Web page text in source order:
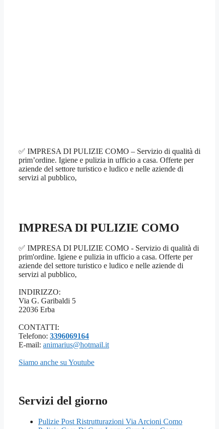
✅ IMPRESA DI PULIZIE COMO – Servizio di qualità di
prim’ordine. Igiene e pulizia in ufficio a casa. Offerte per
aziende del settore turistico e ludico e nelle aziende di
servizi al pubblico,
IMPRESA DI PULIZIE COMO
✅ IMPRESA DI PULIZIE COMO - Servizio di qualità di
prim'ordine. Igiene e pulizia in ufficio a casa. Offerte per
aziende del settore turistico e ludico e nelle aziende di
servizi al pubblico,
INDIRIZZO:
Via G. Garibaldi 5
22036 Erba
CONTATTI:
Telefono: 3396069164
E-mail: animarius@hotmail.it
Siamo anche su Youtube
Servizi del giorno
Pulizie Post Ristrutturazioni Via Arcioni Como